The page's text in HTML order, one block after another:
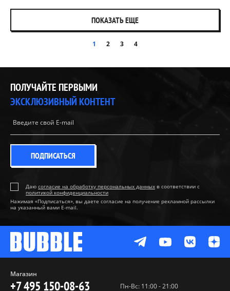
ПОКАЗАТЬ ЕЩЕ
1 2 3 4
ПОЛУЧАЙТЕ ПЕРВЫМИ
ЭКСКЛЮЗИВНЫЙ КОНТЕНТ
ПОДПИСАТЬСЯ
Даю согласие на обработку персональных данных в соответствии с
политикой конфиденциальности
Нажимая «Подписаться», вы даете согласие на получение рекламной рассылки
на указанный вами E-mail.
Магазин
+7 495 150-08-63 Пн-Вс: 11:00 - 21:00